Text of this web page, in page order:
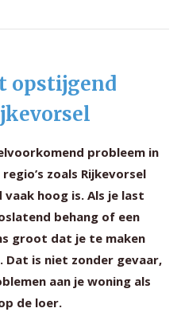
opstijgend
probleem in
zoals Rijkevorsel
hoog is. Als je last
behang of een
groot dat je te maken
is niet zonder gevaar,
aan je woning als
de loer.